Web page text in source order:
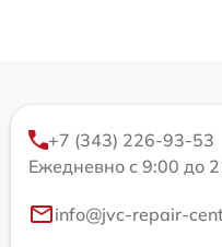
+7 (343) 226-93-53
Ежедневно с 9:00 до
info@jvc-repair-